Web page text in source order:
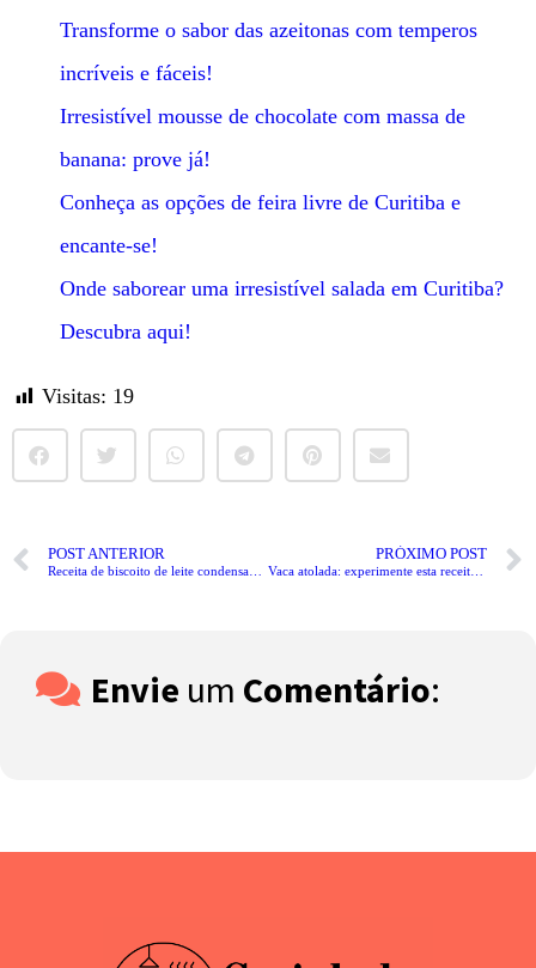
Transforme o sabor das azeitonas com temperos
incríveis e fáceis!
Irresistível mousse de chocolate com massa de
banana: prove já!
Conheça as opções de feira livre de Curitiba e
encante-se!
Onde saborear uma irresistível salada em Curitiba?
Descubra aqui!
Visitas: 19
POST ANTERIOR PRÓXIMO POST
Vaca atolada: experimente esta receita com sabores do campo.
Envie um Comentário: